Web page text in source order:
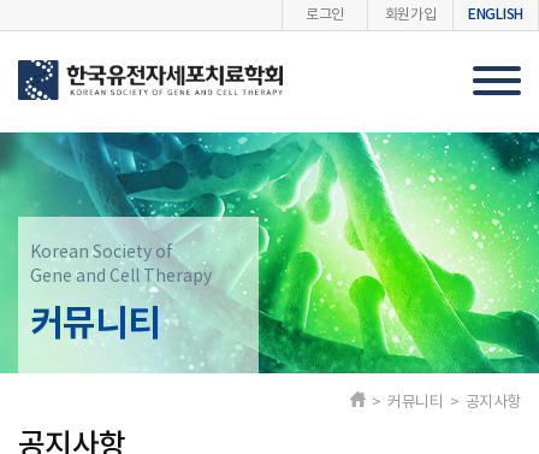
로그인 회원가입 ENGLISH
Korean Society of
Gene and Cell Therapy
커뮤니티
공지사항
> 커뮤니티 > 공지사항